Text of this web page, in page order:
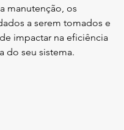
manutenção, os
a serem tomados e
impactar na eficiência
do seu sistema.